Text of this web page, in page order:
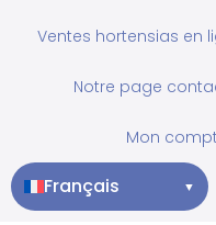
Ventes hortensias en
Notre page
Mon
Français ▼